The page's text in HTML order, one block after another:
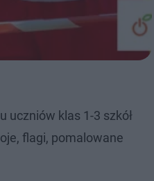
uczniów klas 1-3 szkół
flagi, pomalowane